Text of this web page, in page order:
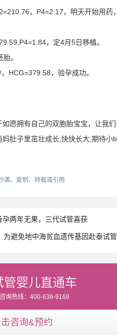
，P4=2.17，明天开始用药
，定4月5日移植。
。
，验孕成功。
愿拥有自己的双胞胎宝宝，让我们
肚子里茁壮成长;快快长大;期待小
袭、复制、转载或引用
孕两年无果，三代试管喜获
避免地中海贫血遗传基因赴泰试
管婴儿直通车
询热线：400-639-9169
击咨询&预约